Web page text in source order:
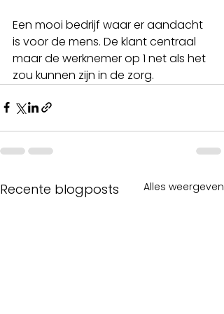
Een mooi bedrijf waar er aandacht
is voor de mens. De klant centraal
maar de werknemer op 1 net als het
zou kunnen zijn in de zorg.
Recente blogposts Alles weergeven